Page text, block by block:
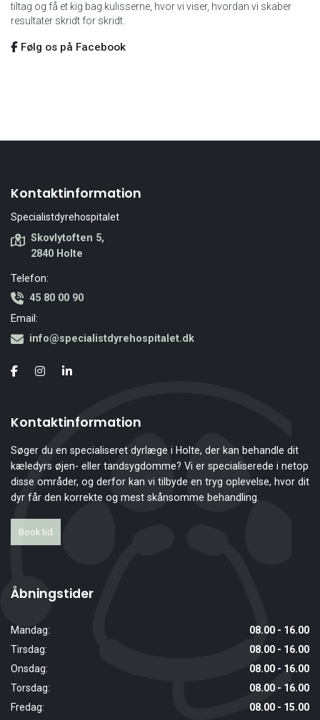
tiltag og få et kig bag kulisserne, hvor vi viser, hvordan vi skaber
resultater skridt for skridt.
Følg os på Facebook
Kontaktinformation
Specialistdyrehospitalet
Skovlytoften 5,
2840 Holte
Telefon:
45 80 00 90
Email:
info@specialistdyrehospitalet.dk
Kontaktinformation
Søger du en specialiseret dyrlæge i Holte, der kan behandle dit
kæledyrs øjen- eller tandsygdomme? Vi er specialiserede i netop
disse områder, og derfor kan vi tilbyde en tryg oplevelse, hvor dit
dyr får den korrekte og mest skånsomme behandling.
Book tid
Åbningstider
Mandag:
08.00 - 16.00
Tirsdag:
08.00 - 16.00
Onsdag:
08.00 - 16.00
Torsdag:
08.00 - 16.00
Fredag:
08.00 - 15.00